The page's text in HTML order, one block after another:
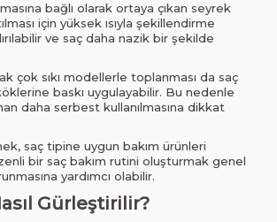
bağlı olarak ortaya çıkan seyrek
için yüksek ısıyla şekillendirme
ve saç daha nazik bir şekilde
çok sıkı modellerle toplanması da saç
baskı uygulayabilir. Bu nedenle
daha serbest kullanılmasına dikkat
saç tipine uygun bakım ürünleri
bir saç bakım rutini oluşturmak genel
yardımcı olabilir.
Gürleştirilir?